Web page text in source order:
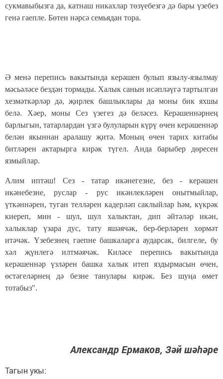
сукмавыбызга да, катнаш никахлар төзүебезгә дә бары үзебез
генә гаепле. Бөтен нәрсә семьядан тора.
Ә менә перепись вакытында керәшен булып язылу-язылмау
мәсьәләсе бездән тормады. Халык санын исәпләүгә тартылган
хезмәткәрләр дә, җирлек башлыклары да моны бик яхшы
белә. Хәер, моны Сез үзегез дә беләсез. Керәшеннәрнең
барлыгын, татарлардан үзгә булуларын күрү өчен керәшеннәр
белән якыннан аралашу җитә. Моның өчен тарих китабы
битләрен актарырга кирәк түгел. Анда барыбер дөресен
язмыйлар.
Алим иптәш! Сез - татар икәнегезне, без - керәшен
икәнебезне, руслар - рус икәнлекләрен онытмыйлар,
үткәннәрен, туган телләрен кадерләп саклыйлар һәм, күкрәк
киереп, мин - шул, шул халыктан, дип әйтәләр икән,
халыклар үзара дус, тату яшәячәк, бер-берләрен хөрмәт
итәчәк. Үзебезнең гаепне башкаларга аударсак, билгеле, бу
хәл җүнлегә илтмәячәк. Киләсе перепись вакытында
керәшеннәр үзләрен башка халык итеп яздырмасын өчен,
өстәгеләрнең дә безне танулары кирәк. Без шуңа өмет
тотабыз".
Александр Ермаков, Зәй шәһәре
Тагын укы: